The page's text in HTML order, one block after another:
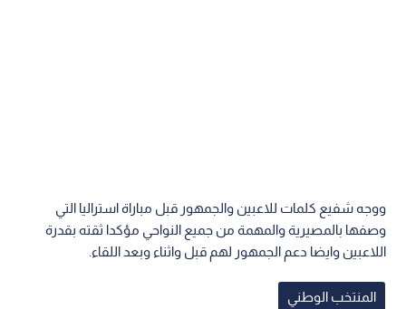
ووجه شفيع كلمات للاعبين والجمهور قبل مباراة استراليا التي
وصفها بالمصيرية والمهمة من جميع النواحي مؤكدا ثقته بقدرة
اللاعبين وايضا دعم الجمهور لهم قبل واثناء وبعد اللقاء.
المنتخب الوطني